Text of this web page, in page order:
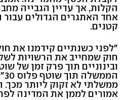
הקלות, אך עדיין הגבייה
אחד האתגרים הגדולים
קטנים.
"לפני כשנתיים קידמנו את
חוק שמחייב את הרשויות
ממשלתי לא זקוק ליותר
אמורים לממן את המדינה